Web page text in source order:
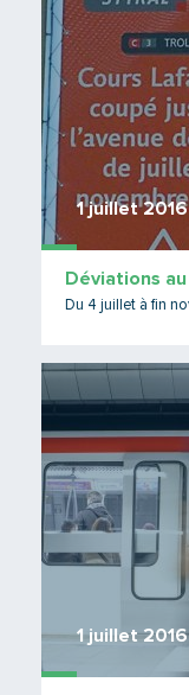
1 juillet 2016
Déviations
Du 4 juillet à fin
1 juillet 2016